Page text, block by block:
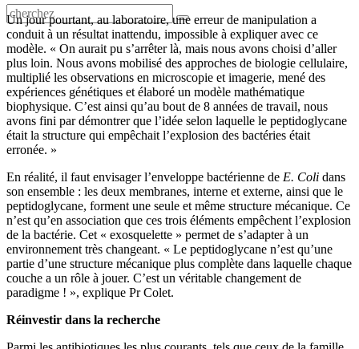
Un jour pourtant, au laboratoire, une erreur de manipulation a
conduit à un résultat inattendu, impossible à expliquer avec ce
modèle. « On aurait pu s’arrêter là, mais nous avons choisi d’aller
plus loin. Nous avons mobilisé des approches de biologie cellulaire,
multiplié les observations en microscopie et imagerie, mené des
expériences génétiques et élaboré un modèle mathématique
biophysique. C’est ainsi qu’au bout de 8 années de travail, nous
avons fini par démontrer que l’idée selon laquelle le peptidoglycane
était la structure qui empêchait l’explosion des bactéries était
erronée. »
En réalité, il faut envisager l’enveloppe bactérienne de E. Coli dans
son ensemble : les deux membranes, interne et externe, ainsi que le
peptidoglycane, forment une seule et même structure mécanique. Ce
n’est qu’en association que ces trois éléments empêchent l’explosion
de la bactérie. Cet « exosquelette » permet de s’adapter à un
environnement très changeant. « Le peptidoglycane n’est qu’une
partie d’une structure mécanique plus complète dans laquelle chaque
couche a un rôle à jouer. C’est un véritable changement de
paradigme ! », explique Pr Colet.
Réinvestir dans la recherche